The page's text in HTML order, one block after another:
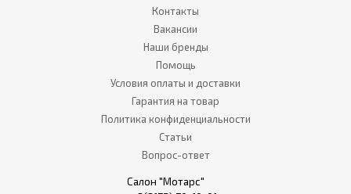
Контакты
Вакансии
Наши бренды
Помощь
Условия оплаты и доставки
Гарантия на товар
Политика конфиденциальности
Статьи
Вопрос-ответ
Салон "Мотарс"